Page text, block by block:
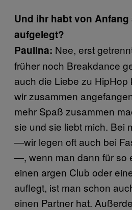
Und ihr habt von Anfang
aufgelegt?
Paulina: Nee, erst
früher noch Breakdance
auch die Liebe zu
wir zusammen
mehr Spaß zusammen
sie und sie liebt mich. Bei
—wir legen oft auch bei
—, wenn man dann für so
einen argen Club oder
auflegt, ist man schon
einen Partner hat.